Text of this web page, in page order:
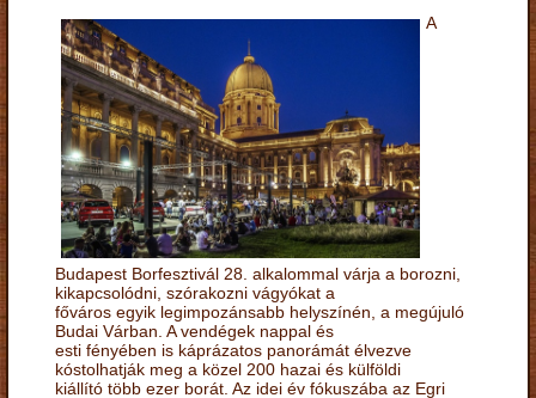
A
Budapest Borfesztivál 28. alkalommal várja a borozni,
kikapcsolódni, szórakozni vágyókat a
főváros egyik legimpozánsabb helyszínén, a megújuló
Budai Várban. A vendégek nappal és
esti fényében is káprázatos panorámát élvezve
kóstolhatják meg a közel 200 hazai és külföldi
kiállító több ezer borát. Az idei év fókuszába az Egri